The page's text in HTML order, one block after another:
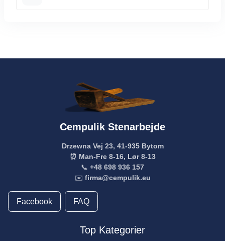
Cempulik Stenarbejde
Drzewna Vej 23, 41-935 Bytom
⏰ Man-Fre 8-16, Lør 8-13
📞 +48 698 936 157
✉️ firma@cempulik.eu
Facebook FAQ
Top Kategorier